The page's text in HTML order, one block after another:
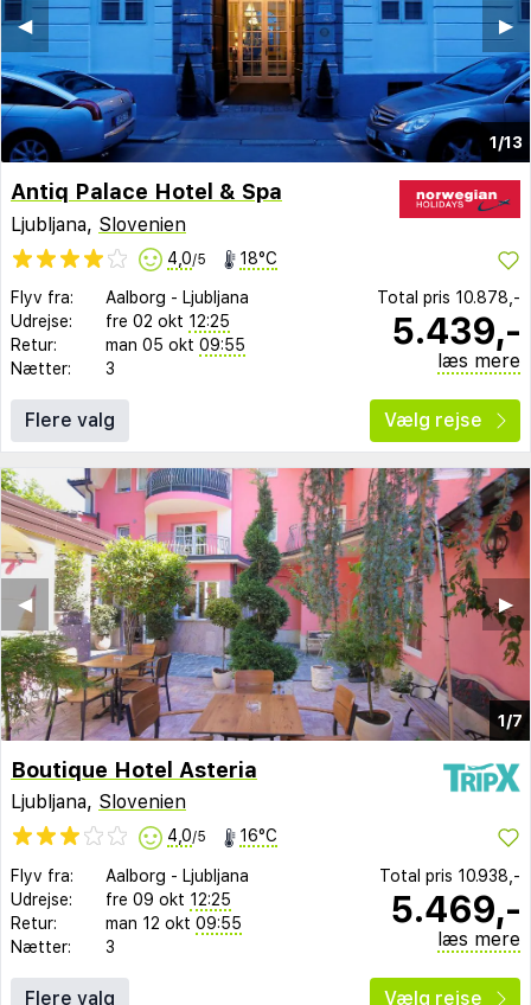
1/13
▶︎
◀︎
Antiq Palace Hotel & Spa
Ljubljana, Slovenien
4,0/5 18°C
Flyv fra: Aalborg - Ljubljana
Udrejse:
fre 02 okt 12:25
Retur:
man 05 okt 09:55
Nætter:
3
Total pris 10.878,-
5.439,-
læs mere
Flere valg Vælg rejse
1/7
▶︎
◀︎
Boutique Hotel Asteria
Ljubljana, Slovenien
4,0/5 16°C
Flyv fra: Aalborg - Ljubljana
Udrejse:
fre 09 okt 12:25
Retur:
man 12 okt 09:55
Nætter:
3
Total pris 10.938,-
5.469,-
læs mere
Flere valg Vælg rejse